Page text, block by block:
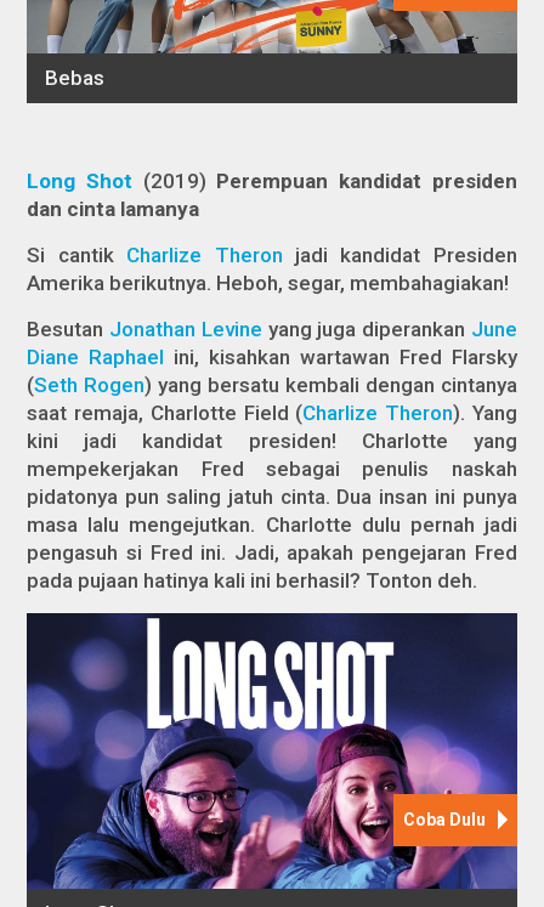
Long Shot (2019) Perempuan kandidat presiden
dan cinta lamanya
Si cantik Charlize Theron jadi kandidat Presiden
Amerika berikutnya. Heboh, segar, membahagiakan!
Besutan Jonathan Levine yang juga diperankan June
Diane Raphael ini, kisahkan wartawan Fred Flarsky
(Seth Rogen) yang bersatu kembali dengan cintanya
saat remaja, Charlotte Field (Charlize Theron). Yang
kini jadi kandidat presiden! Charlotte yang
mempekerjakan Fred sebagai penulis naskah
pidatonya pun saling jatuh cinta. Dua insan ini punya
masa lalu mengejutkan. Charlotte dulu pernah jadi
pengasuh si Fred ini. Jadi, apakah pengejaran Fred
pada pujaan hatinya kali ini berhasil? Tonton deh.